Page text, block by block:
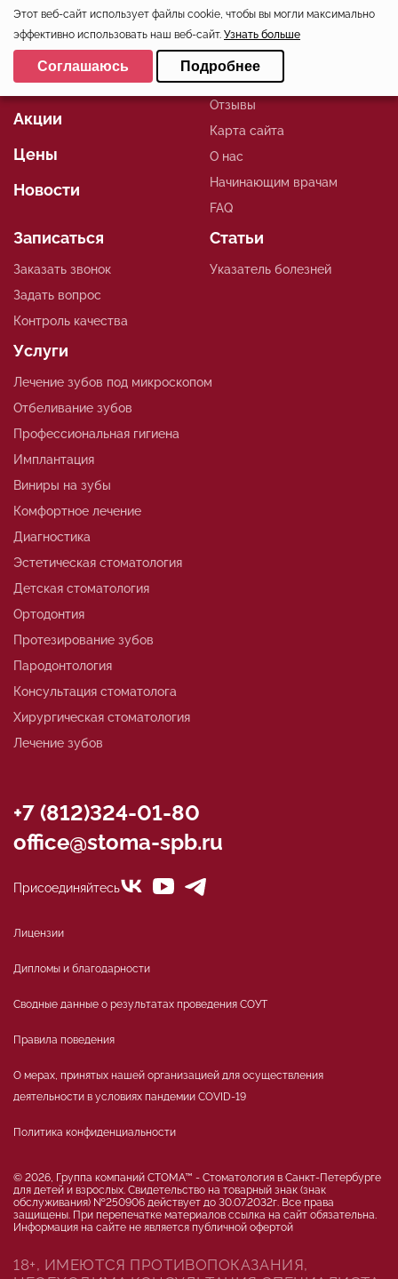
Клиники
Врачи
Акции
Цены
Новости
Услуги
Лечение зубов под микроскопом
Отбеливание зубов
Профессиональная гигиена
Имплантация
Виниры на зубы
Комфортное лечение
Диагностика
Эстетическая стоматология
Детская стоматология
Ортодонтия
Протезирование зубов
Пародонтология
Консультация стоматолога
Хирургическая стоматология
Лечение зубов
О СТОМЕ
Лечение в рассрочку
Отзывы
Карта сайта
О нас
Начинающим врачам
FAQ
Статьи
Указатель болезней
Записаться
Заказать звонок
Задать вопрос
Контроль качества
+7 (812)324-01-80
office@stoma-spb.ru
Присоединяйтесь
Лицензии
Дипломы и благодарности
Сводные данные о результатах проведения СОУТ
Правила поведения
О мерах, принятых нашей организацией для осуществления
деятельности в условиях пандемии COVID-19
Политика конфиденциальности
© 2026, Группа компаний СТОМА™ - Стоматология в Санкт-Петербурге
для детей и взрослых. Свидетельство на товарный знак (знак
обслуживания) №250906 действует до 30.07.2032г. Все права
защищены. При перепечатке материалов ссылка на сайт обязательна.
Информация на сайте не является публичной офертой
18+, ИМЕЮТСЯ ПРОТИВОПОКАЗАНИЯ,
Этот веб-сайт использует файлы cookie, чтобы вы могли максимально
эффективно использовать наш веб-сайт. Узнать больше
Выберите настройки cookie
Минимальные
Соглашаюсь Подробнее